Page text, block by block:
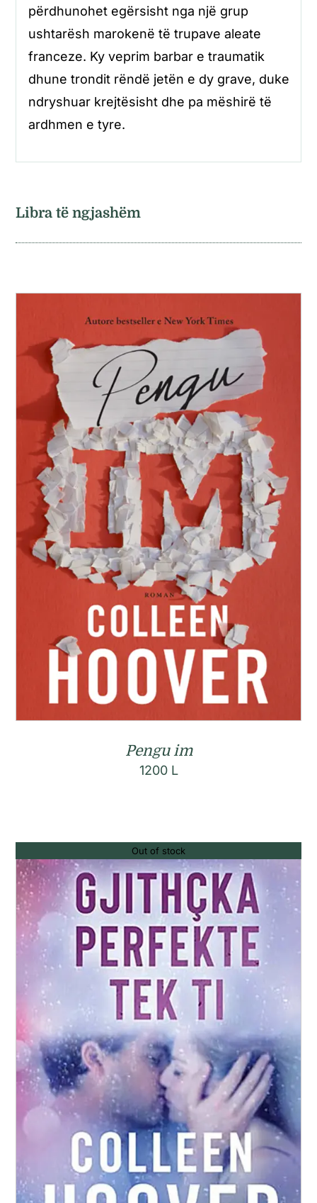
përdhunohet egërsisht nga një grup
ushtarësh marokenë të trupave aleate
franceze. Ky veprim barbar e traumatik
dhune trondit rëndë jetën e dy grave, duke
ndryshuar krejtësisht dhe pa mëshirë të
ardhmen e tyre.
Libra të ngjashëm
Pengu im
1200 L
Out of stock